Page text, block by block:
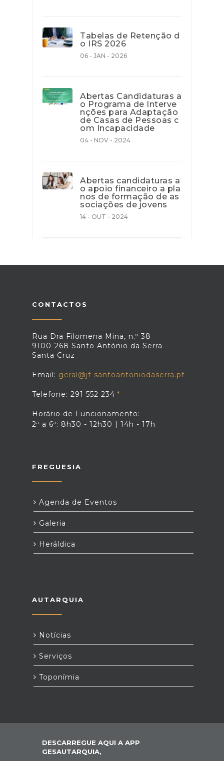
Tabelas de Retenção d
o IRS 2026
06 - JAN - 2026
Abertas Candidaturas a
o Programa de Interve
nções para Adaptação
de Casas de Pessoas c
om Incapacidade
04 - NOV - 2024
Abertas candidaturas a
o apoio financeiro a pla
nos de formação de as
sociações de jovens
14 - OUT - 2024
CONTACTOS
Rua Dra Filomena Mina, n.º 38
9100-268 Santo António da Serra -
Santa Cruz
Email: geral@jf-santoantoniodaserra.pt
Telefone: 291 552 234
Horário de Funcionamento:
2ª a 6ª: 8h30 - 12h30 | 14h - 17h
FREGUESIA
Agenda de Eventos
Galeria
Heráldica
AUTARQUIA
Notícias
Serviços
Toponímia
DESCARREGUE AQUI A APP
GESAUTARQUIA,